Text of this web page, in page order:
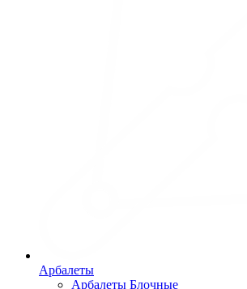
Арбалеты
Арбалеты Блочные